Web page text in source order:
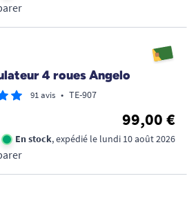
4 roues Angelo
91 avis • TE-907
99,00 €
En stock, expédié le lundi 10 août 2026